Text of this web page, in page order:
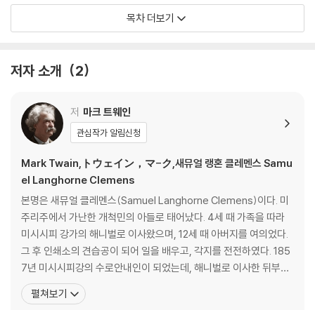
바른 이치와 진정한 양심을 깨달으며 조금씩 성장해간다. 작품 뒤에 실린
'제대로 읽기'에서는 각 인물의 특징, 시대적 배경, 미시시피 강의 역사, 작
목차 더보기
저자 소개 2
저 마크 트웨인
관심작가 알림신청
Mark Twain,トウェイン，マ-ク,새뮤얼 랭혼 클레멘스 Samu
el Langhorne Clemens
본명은 새뮤얼 클레멘스(Samuel Langhorne Clemens)이다. 미
주리주에서 가난한 개척민의 아들로 태어났다. 4세 때 가족을 따라
미시시피 강가의 해니벌로 이사왔으며, 12세 때 아버지를 여의었다.
그 후 인쇄소의 견습공이 되어 일을 배우고, 각지를 전전하였다. 185
7년 미시시피강의 수로안내인이 되었는데, 해니벌로 이사한 뒤부터
이 시기까지의 생활과 경험은 후일 작가 형성에 큰 영향을 주었다. 그
의 필명인 마크 트웨인은 강의 뱃사람 용어로 안전수역을 나타내는
펼쳐보기